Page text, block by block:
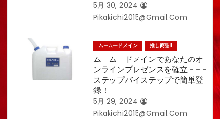
5月 30, 2024
Pikakichi2015@gmail.com
ムームードメイン 推し商品II
ムームードメインであなたのオ
ンラインプレゼンスを確立 – – –
ステップバイステップで簡単登
録！
5月 29, 2024
Pikakichi2015@gmail.com